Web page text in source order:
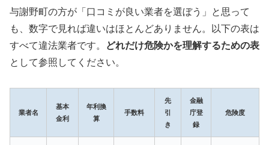
与謝野町の方が「口コミが良い業者を選ぼう」と思って
も、数字で見れば違いはほとんどありません。以下の表は
すべて違法業者です。
どれだけ危険かを理解するための表
として参照してください。
業者名
基本
金利
年利換
算
手数料
先
引
き
金融
庁登
録
危険度